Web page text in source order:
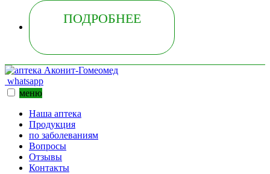
ПОДРОБНЕЕ
whatsapp
меню
Наша аптека
Продукция
по заболеваниям
Вопросы
Отзывы
Контакты